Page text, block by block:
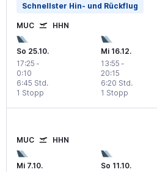
Schnellster Hin- und Rückflug
MUC HHN
So 25.10.
17:25 -
0:10
1 Stopp
6:45 Std.
Mi 16.12.
13:55 -
20:15
1 Stopp
6:20 Std.
MUC HHN
Mi 7.10.
So 11.10.